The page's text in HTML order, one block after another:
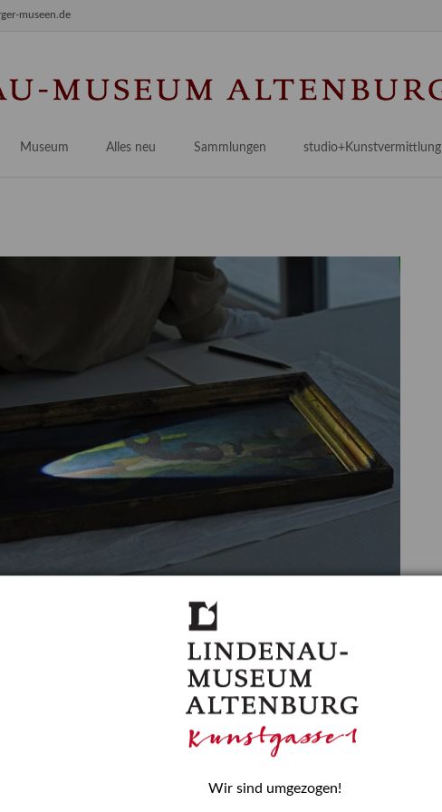
museen.de
Museum
Praktikum / Praxisprojekt
Bestandskataloge & Editionen
Gesamtverzeichnis
Kalender
Alles neu
Provenienzforschung
Kulturelle Vermittlung
Länderübergreifende kulturtouristische Ziele
Sammlungen
Malerei 17.–19. Jh.
Deutsche Malerei 20./21. Jh.
Grafische Sammlung
Kunstbibliothek
Restaurierung
Forschung
studio+Kunstvermittlung
Angebote für Erwachsene
Angebote für Kitas
vergessen? – Kunstdetektivinnen im Dienste
Provenienzforscherin am Lindenau-Museum Altenburg
Frauen und Mädchen in der Wissenschaft wurde 2015 in der
Vereinten Nationen beschlossen. Er wird jährlich am 11. Februar
entscheidende Rolle erinnern, die Mädchen und Frauen in
spielen. In ihrem Blogbeitrag stellt Provenienzforscherin
vor.
Wir sind umgezogen!